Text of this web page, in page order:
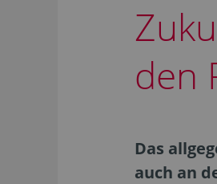
den
Das
auch an